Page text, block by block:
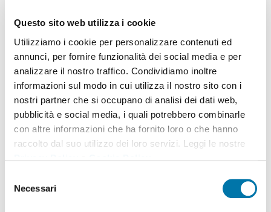
Questo sito web utilizza i cookie
Utilizziamo i cookie per personalizzare contenuti ed
annunci, per fornire funzionalità dei social media e per
analizzare il nostro traffico. Condividiamo inoltre
informazioni sul modo in cui utilizza il nostro sito con i
nostri partner che si occupano di analisi dei dati web,
pubblicità e social media, i quali potrebbero combinarle
con altre informazioni che ha fornito loro o che hanno
raccolto dal suo utilizzo dei loro servizi. Leggi le nostre
delNecessari